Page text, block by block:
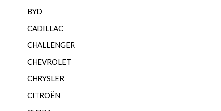
BYD
CADILLAC
CHALLENGER
CHEVROLET
CHRYSLER
CITROËN